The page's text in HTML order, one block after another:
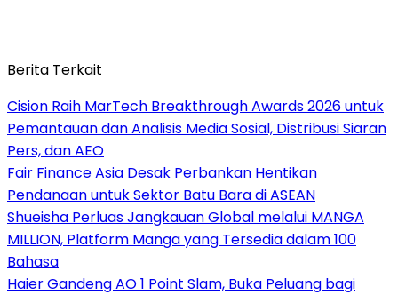
Berita Terkait
Cision Raih MarTech Breakthrough Awards 2026 untuk
Pemantauan dan Analisis Media Sosial, Distribusi Siaran
Pers, dan AEO
Fair Finance Asia Desak Perbankan Hentikan
Pendanaan untuk Sektor Batu Bara di ASEAN
Shueisha Perluas Jangkauan Global melalui MANGA
MILLION, Platform Manga yang Tersedia dalam 100
Bahasa
Haier Gandeng AO 1 Point Slam, Buka Peluang bagi